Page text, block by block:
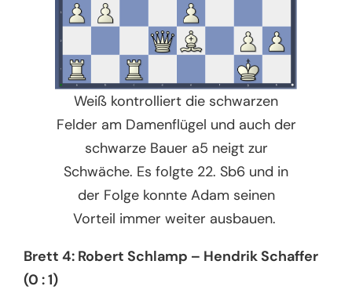
Weiß kontrolliert die schwarzen
Felder am Damenflügel und auch der
schwarze Bauer a5 neigt zur
Schwäche. Es folgte 22. Sb6 und in
der Folge konnte Adam seinen
Vorteil immer weiter ausbauen.
Brett 4: Robert Schlamp – Hendrik Schaffer
(0 : 1)